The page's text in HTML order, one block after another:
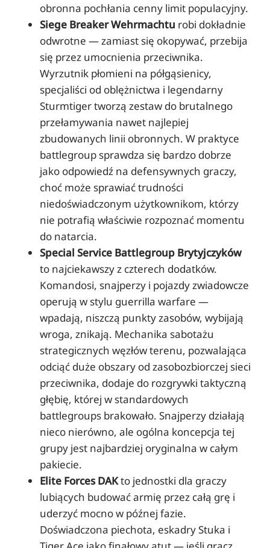
obronna pochłania cenny limit populacyjny.
Siege Breaker Wehrmachtu robi dokładnie
odwrotne — zamiast się okopywać, przebija
się przez umocnienia przeciwnika.
Wyrzutnik płomieni na półgąsienicy,
specjaliści od oblężnictwa i legendarny
Sturmtiger tworzą zestaw do brutalnego
przełamywania nawet najlepiej
zbudowanych linii obronnych. W praktyce
battlegroup sprawdza się bardzo dobrze
jako odpowiedź na defensywnych graczy,
choć może sprawiać trudności
niedoświadczonym użytkownikom, którzy
nie potrafią właściwie rozpoznać momentu
do natarcia.
Special Service Battlegroup Brytyjczyków
to najciekawszy z czterech dodatków.
Komandosi, snajperzy i pojazdy zwiadowcze
operują w stylu guerrilla warfare —
wpadają, niszczą punkty zasobów, wybijają
wroga, znikają. Mechanika sabotażu
strategicznych węzłów terenu, pozwalająca
odciąć duże obszary od zasobozbiorczej sieci
przeciwnika, dodaje do rozgrywki taktyczną
głębię, której w standardowych
battlegroups brakowało. Snajperzy działają
nieco nierówno, ale ogólna koncepcja tej
grupy jest najbardziej oryginalna w całym
pakiecie.
Elite Forces DAKto jednostki dla graczy
lubiących budować armię przez całą grę i
uderzyć mocno w późnej fazie.
Doświadczona piechota, eskadry Stuka i